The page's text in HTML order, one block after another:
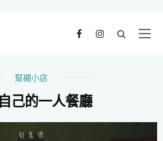
幫襯小店
己的一人餐廳